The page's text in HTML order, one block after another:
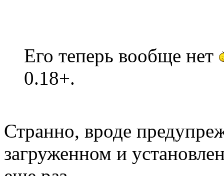
Его теперь вообще нет
0.18+.
Странно, вроде
загруженном и